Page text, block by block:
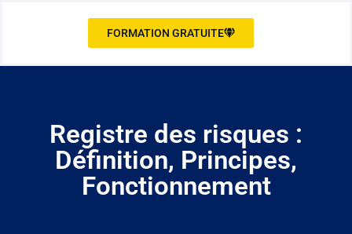
FORMATION GRATUITE
Registre des risques :
Définition, Principes,
Fonctionnement